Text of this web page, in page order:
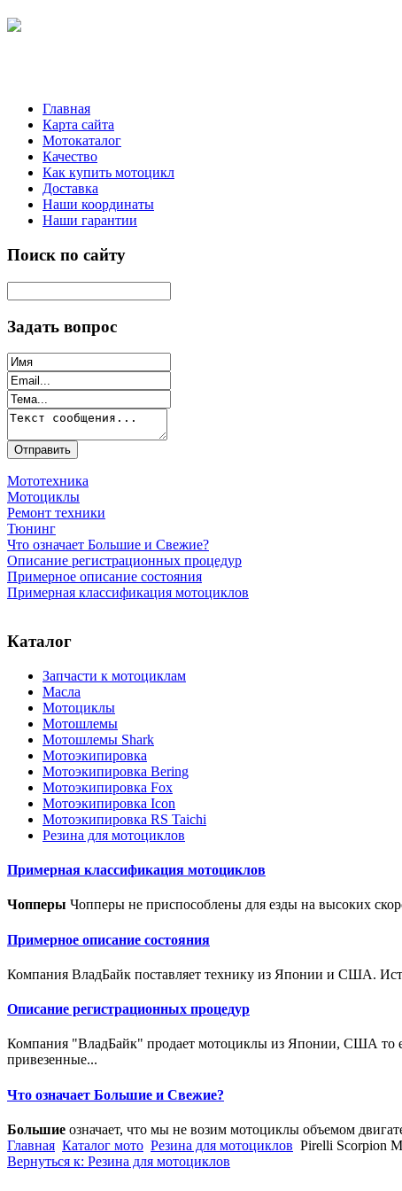
Главная
Карта сайта
Мотокаталог
Качество
Как купить мотоцикл
Доставка
Наши координаты
Наши гарантии
Поиск по сайту
Задать вопрос
Мототехника
Мотоциклы
Ремонт техники
Тюнинг
Что означает Большие и Свежие?
Описание регистрационных процедур
Примерное описание состояния
Примерная классификация мотоциклов
Каталог
Запчасти к мотоциклам
Масла
Мотоциклы
Мотошлемы
Мотошлемы Shark
Мотоэкипировка
Мотоэкипировка Bering
Мотоэкипировка Fox
Мотоэкипировка Icon
Мотоэкипировка RS Taichi
Резина для мотоциклов
Примерная классификация мотоциклов
Чопперы Чопперы не приспособлены для езды на высоких
Примерное описание состояния
Компания ВладБайк поставляет технику из Японии и США.
Описание регистрационных процедур
Компания "ВладБайк" продает мотоциклы из Японии, США то
привезенные...
Что означает Большие и Свежие?
Большие означает, что мы не возим мотоциклы объемом
Главная Каталог мото Резина для мотоциклов Pirelli Scorpion
Вернуться к: Резина для мотоциклов